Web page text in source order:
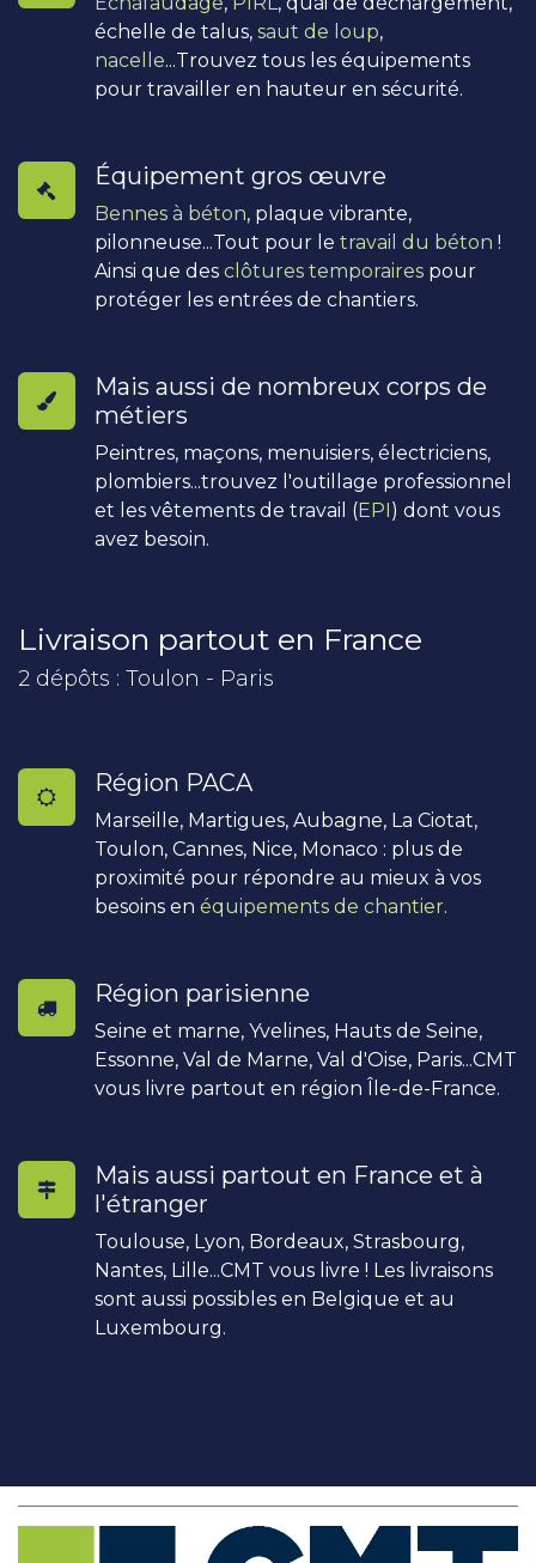
échelle de talus, saut de loup,
nacelle...Trouvez tous les équipements
pour travailler en hauteur en sécurité.
Équipement gros œuvre
Bennes à béton, plaque vibrante,
pilonneuse...Tout pour le travail du béton !
Ainsi que des clôtures temporaires pour
protéger les entrées de chantiers.
Mais aussi de nombreux corps de
métiers
Peintres, maçons, menuisiers, électriciens,
plombiers...trouvez l'outillage professionnel
et les vêtements de travail (EPI) dont vous
avez besoin.
Livraison partout en France
2 dépôts : Toulon - Paris
Région PACA
Marseille, Martigues, Aubagne, La Ciotat,
Toulon, Cannes, Nice, Monaco : plus de
proximité pour répondre au mieux à vos
besoins en équipements de chantier.
Région parisienne
Seine et marne, Yvelines, Hauts de Seine,
Essonne, Val de Marne, Val d'Oise, Paris...CMT
vous livre partout en région Île-de-France.
Mais aussi partout en France et à
l'étranger
Toulouse, Lyon, Bordeaux, Strasbourg,
Nantes, Lille...CMT vous livre ! Les livraisons
sont aussi possibles en Belgique et au
Luxembourg.